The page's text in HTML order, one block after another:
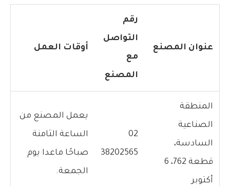
عنوان المصنع
رقم
التواصل
مع
المصنع
أوقات العمل
المنطقة
الصناعية
السادسة،
قطعة 762، 6
أكتوبر
02
38202565
يعمل المصنع من
الساعة الثامنة
صباحًا ماعدا يوم
الجمعة.